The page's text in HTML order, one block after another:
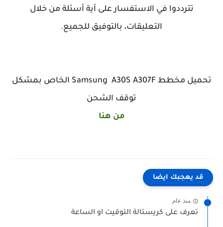
تترددوا في الاستفسار على أية أسئلة من خلال
التعليقات، بالتوفيق للجميع.
تحميل مخطط Samsung A30S A307F
الخاص بمشكل
توقف الشحن
من هنا
قد يعجبك ايضا
منذ عام
تعرف على كريستالة التوقيت او الساعة